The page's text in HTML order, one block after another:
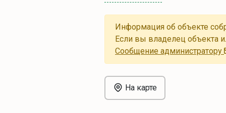
Информация об объекте
Если вы владелец объекта
Cообщение администратору
На карте